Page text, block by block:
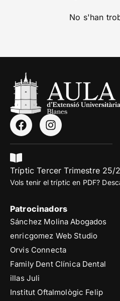
No s'han
Tríptic Tercer Trimestre 25/
Vols tenir el tríptic en PDF?
Patrocinadors
Sánchez Molina Abogados
enricgomez Web Studio
Orvis Connecta
Family Dent Clínica Dental
illas Juli
Institut Oftalmològic Felip